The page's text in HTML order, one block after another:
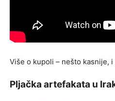
Više o kupoli – nešto kasnije,
Pljačka artefakata u